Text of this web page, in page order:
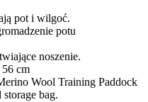
pot i wilgoć.
potu
noszenie.
56 cm
Wool Training Paddock
bag.